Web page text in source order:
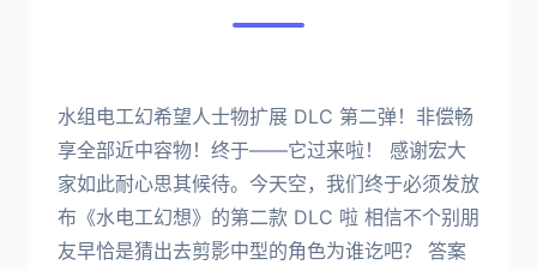
水组电工幻希望人士物扩展 DLC 第二弹！非偿畅
享全部近中容物！终于——它过来啦！ 感谢宏大
家如此耐心思其候待。今天空，我们终于必须发放
布《水电工幻想》的第二款 DLC 啦 相信不个别朋
友早恰是猜出去剪影中型的角色为谁讫吧？ 答案